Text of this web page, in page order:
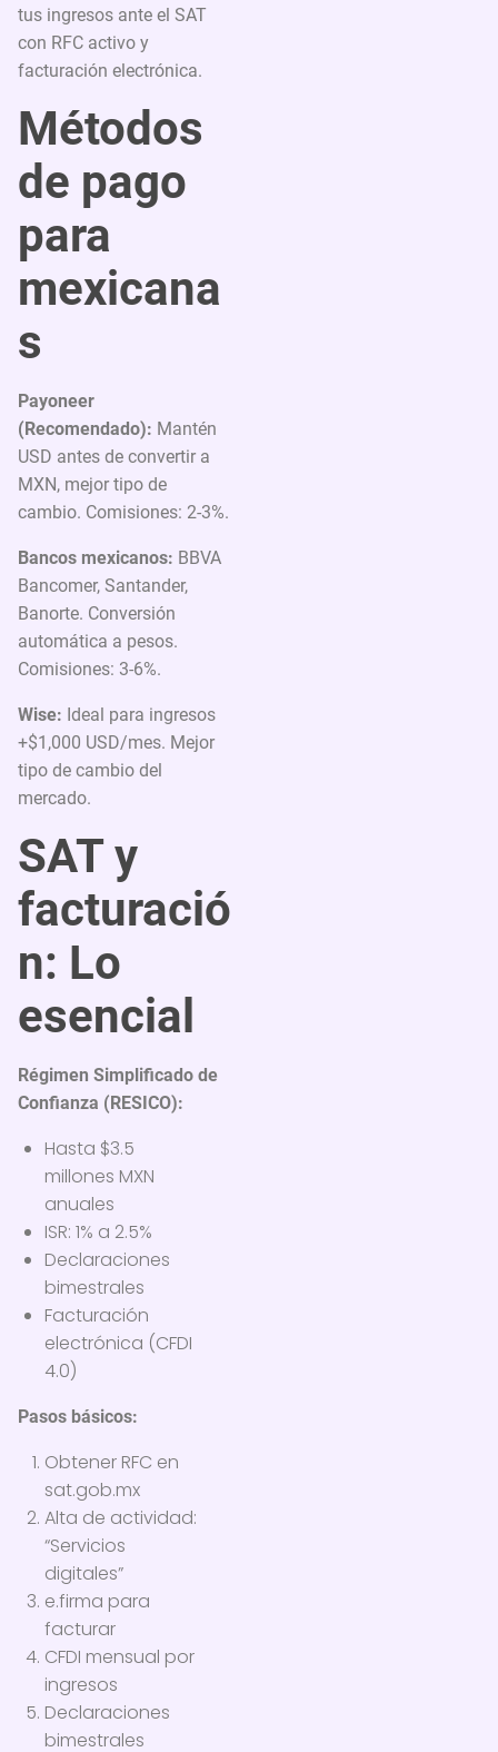
tus ingresos ante el SAT
con RFC activo y
facturación electrónica.
Métodos
de pago
para
mexicana
s
Payoneer
(Recomendado): Mantén
USD antes de convertir a
MXN, mejor tipo de
cambio. Comisiones: 2-3%.
Bancos mexicanos: BBVA
Bancomer, Santander,
Banorte. Conversión
automática a pesos.
Comisiones: 3-6%.
Wise: Ideal para ingresos
+$1,000 USD/mes. Mejor
tipo de cambio del
mercado.
SAT y
facturació
n: Lo
esencial
Régimen Simplificado de
Confianza (RESICO):
Hasta $3.5
millones MXN
anuales
ISR: 1% a 2.5%
Declaraciones
bimestrales
Facturación
electrónica (CFDI
4.0)
Pasos básicos:
Obtener RFC en
sat.gob.mx
Alta de actividad:
“Servicios
digitales”
e.firma para
facturar
CFDI mensual por
ingresos
Declaraciones
bimestrales